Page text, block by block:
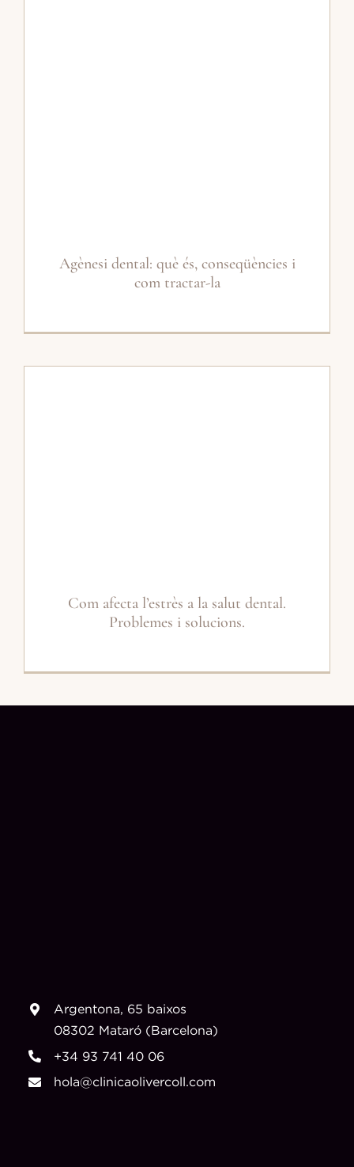
Agènesi dental: què és, conseqüències i
com tractar-la
Com afecta l’estrès a la salut dental.
Problemes i solucions.
Argentona, 65 baixos
08302 Mataró (Barcelona)
+34 93 741 40 06
hola@clinicaolivercoll.com